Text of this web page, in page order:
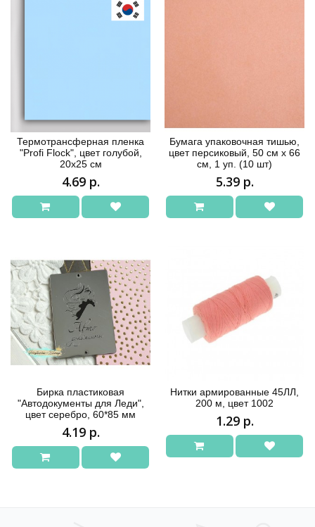
Термотрансферная пленка
"Profi Flock", цвет голубой,
20х25 см
4.69 р.
Бумага упаковочная тишью,
цвет персиковый, 50 см х 66
см, 1 уп. (10 шт)
5.39 р.
Бирка пластиковая
"Автодокументы для Леди",
цвет серебро, 60*85 мм
4.19 р.
Нитки армированные 45ЛЛ,
200 м, цвет 1002
1.29 р.